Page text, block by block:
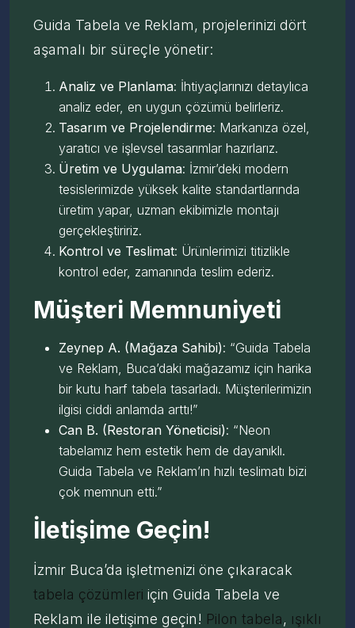
Guida Tabela ve Reklam, projelerinizi dört
aşamalı bir süreçle yönetir:
Analiz ve Planlama: İhtiyaçlarınızı detaylıca
analiz eder, en uygun çözümü belirleriz.
Tasarım ve Projelendirme: Markanıza özel,
yaratıcı ve işlevsel tasarımlar hazırlarız.
Üretim ve Uygulama: İzmir’deki modern
tesislerimizde yüksek kalite standartlarında
üretim yapar, uzman ekibimizle montajı
gerçekleştiririz.
Kontrol ve Teslimat: Ürünlerimizi titizlikle
kontrol eder, zamanında teslim ederiz.
Müşteri Memnuniyeti
Zeynep A. (Mağaza Sahibi): “Guida Tabela
ve Reklam, Buca’daki mağazamız için harika
bir kutu harf tabela tasarladı. Müşterilerimizin
ilgisi ciddi anlamda arttı!”
Can B. (Restoran Yöneticisi): “Neon
tabelamız hem estetik hem de dayanıklı.
Guida Tabela ve Reklam’ın hızlı teslimatı bizi
çok memnun etti.”
İletişime Geçin!
İzmir Buca’da işletmenizi öne çıkaracak
tabela çözümleri için Guida Tabela ve
Reklam ile iletişime geçin! Pilon tabela, ışıklı